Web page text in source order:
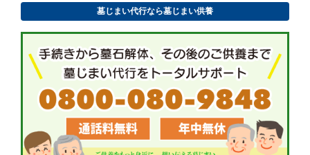
墓じまい代行なら墓じまい供養